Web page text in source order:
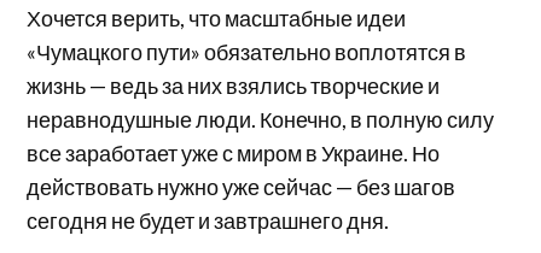
Хочется верить, что масштабные идеи
«Чумацкого пути» обязательно воплотятся в
жизнь — ведь за них взялись творческие и
неравнодушные люди. Конечно, в полную силу
все заработает уже с миром в Украине. Но
действовать нужно уже сейчас — без шагов
сегодня не будет и завтрашнего дня.